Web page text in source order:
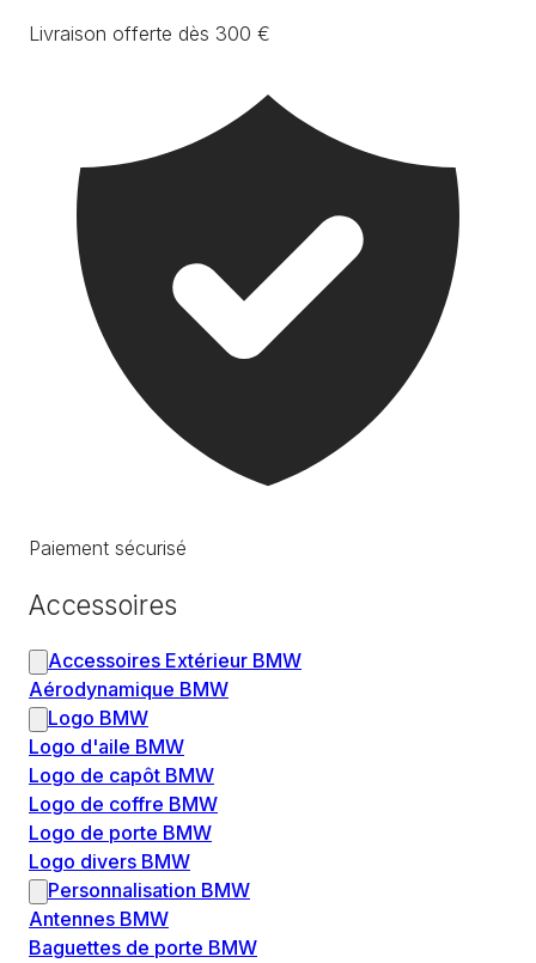
Livraison offerte dès 300 €
Paiement sécurisé
Accessoires
Accessoires Extérieur BMW
Aérodynamique BMW
Logo BMW
Logo d'aile BMW
Logo de capôt BMW
Logo de coffre BMW
Logo de porte BMW
Logo divers BMW
Personnalisation BMW
Antennes BMW
Baguettes de porte BMW